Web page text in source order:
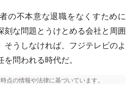
の不本意な退職をなくすために
刻な問題とうけとめる会社と周囲
そうしなければ、フジテレビのよ
問われる時代だ。
点の情報や法律に基づいています。